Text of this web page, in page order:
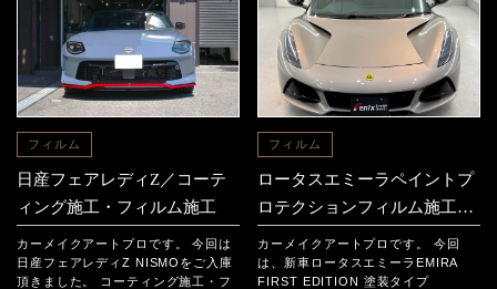
フィルム
日産フェアレディZ／コーテ
ィング施工・フィルム施工
カーメイクアートプロです。 今回は
日産フェアレディZ NISMOをご入庫
頂きました。 コーティング施工・フ
フィルム
ロータスエミーラペイントプ
ロテクションフィルム施工事
カーメイクアートプロです。 今回
は、新車ロータスエミーラEMIRA
FIRST EDITION 塗装タイプ